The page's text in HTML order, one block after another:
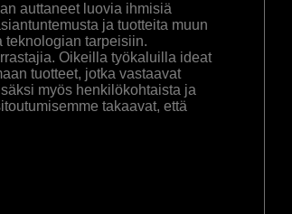
auttaneet luovia ihmisiä
ja tuotteita muun
teknologian tarpeisiin.
Oikeilla työkaluilla ideat
tuotteet, jotka vastaavat
myös henkilökohtaista ja
takaavat, että